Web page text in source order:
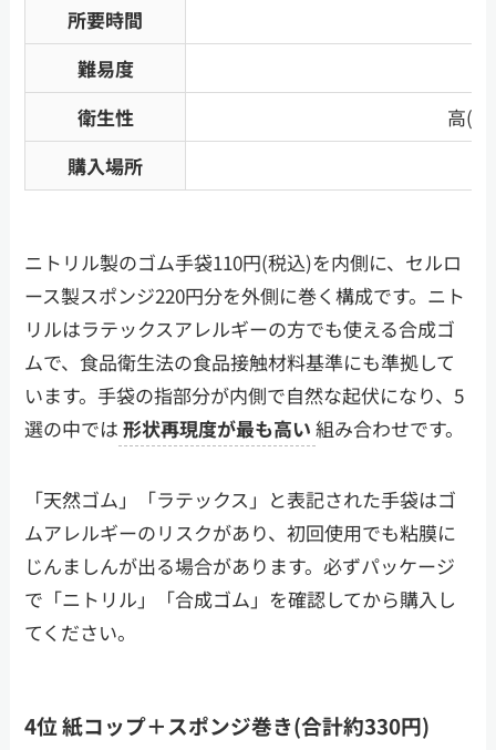
所要時間
難易度
衛生性
高(
購入場所
ニトリル製のゴム手袋110円(税込)を内側に、セルロ
ース製スポンジ220円分を外側に巻く構成です。ニト
リルはラテックスアレルギーの方でも使える合成ゴ
ムで、食品衛生法の食品接触材料基準にも準拠して
います。手袋の指部分が内側で自然な起伏になり、5
選の中では 形状再現度が最も高い 組み合わせです。
「天然ゴム」「ラテックス」と表記された手袋はゴ
ムアレルギーのリスクがあり、初回使用でも粘膜に
じんましんが出る場合があります。必ずパッケージ
で「ニトリル」「合成ゴム」を確認してから購入し
てください。
4位 紙コップ＋スポンジ巻き(合計約330円)